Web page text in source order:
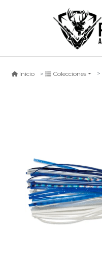
Inicio Colecciones